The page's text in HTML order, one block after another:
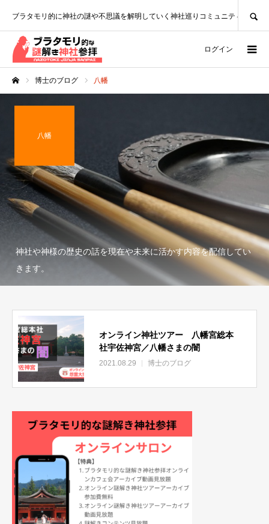
ブラタモリ的に神社の謎や不思議を解明していく神社巡りコミュニティ
ログイン
博士のブログ 八幡
八幡
神社や神様の歴史の話を現在や未来に活かす内容を配信してい
きます。
オンライン神社ツアー 八幡宮総本
社宇佐神宮／八幡さまの闇
2021.08.29 博士のブログ